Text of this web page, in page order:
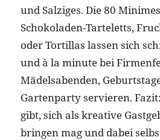
und Salziges. Die 80
Schokoladen-Tarteletts,
oder Tortillas lassen sich
und à la minute bei
Mädelsabenden,
Gartenparty servieren.
gibt, sich als kreative
bringen mag und dabei